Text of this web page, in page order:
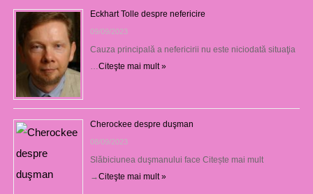
Eckhart Tolle despre nefericire
09/09/2023
Cauza principală a nefericirii nu este niciodată situaţia
Citeşte mai mult »
Cherockee despre duşman
08/09/2023
Slăbiciunea duşmanului face Citește mai mult
→Citeşte mai mult »